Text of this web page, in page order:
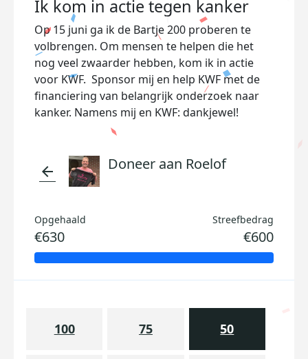
Ik kom in actie tegen kanker
Op 15 juni ga ik de Bartje 200 proberen te
volbrengen. Om mensen te helpen die het
nog veel zwaarder hebben, kom ik in actie
voor KWF. Sponsor mij en help KWF met de
financiering van belangrijk onderzoek naar
kanker. Namens mij en KWF: dankjewel!
arrow_back Doneer aan Roelof
Opgehaald
€630
Streefbedrag
€600
100 75 50